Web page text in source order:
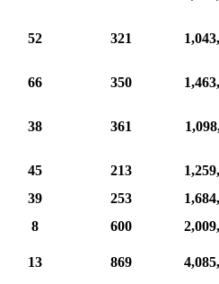
52 321
66 350
38 361
45 213
39 253
8 600
13 869